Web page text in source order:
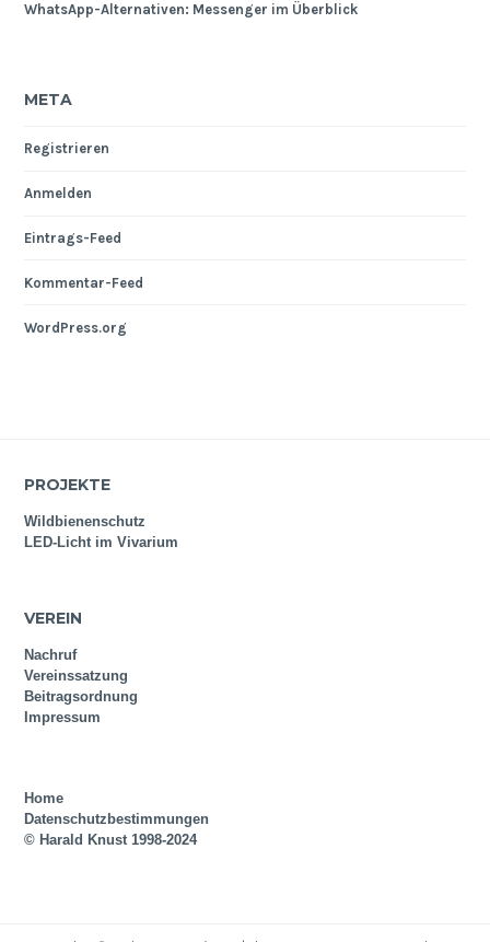
WhatsApp-Alternativen: Messenger im Überblick
META
Registrieren
Anmelden
Eintrags-Feed
Kommentar-Feed
WordPress.org
PROJEKTE
Wildbienenschutz
LED-Licht im Vivarium
VEREIN
Nachruf
Vereinssatzung
Beitragsordnung
Impressum
Home
Datenschutzbestimmungen
© Harald Knust 1998-2024